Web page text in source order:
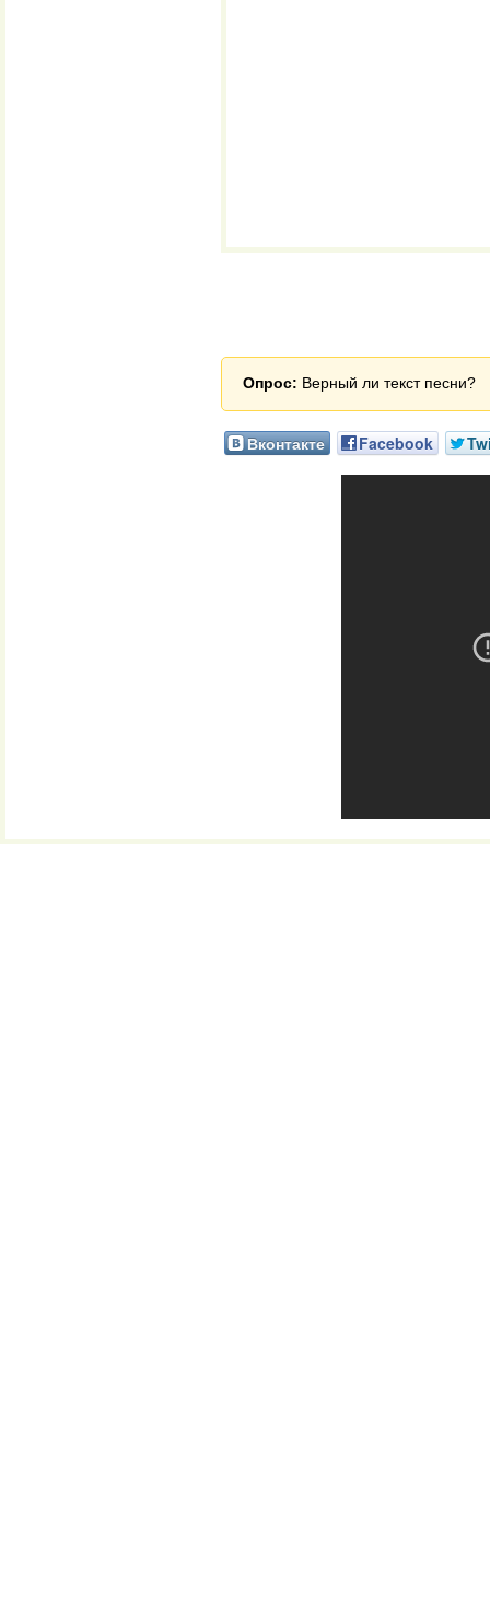
Опрос: Верный ли текст песни?
Вконтакте Facebook